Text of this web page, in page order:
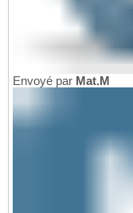
Envoyé par Mat.M